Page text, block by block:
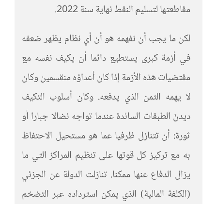
مقاطعتها لتسليم النقط نهاية سنة 2022.
لكن ما يجب أن نفهمه هو أن أي نظام يظهر ضعفه
في أزمة كبرى يستطيع دائما أن يكيف نفسه مع
مقتضيات هذه الأزمة إذا كان أعداؤه منقسمين وكان
لا يهمه الثمن الذي يدفعه. وكان أسلوب التكيف
ديدنَ الطبقات السائدة عندما تواجه نضالا جبارا أو
ثورة: أن تتنازل ظرفيا عما هو مستحيل الاحتفاظ
به مع تركيز كل قوتها على تنظيم المراكز التي ما
يزال الدفاع عنها ممكنا. تنازلت الدولة عن الجزئي
(الكلفة المالية) الذي يمكن استرداده عبر التضخم